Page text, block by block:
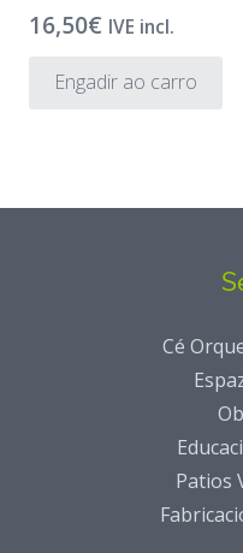
16,50€ IVE incl.
Engadir ao carro
Cé
Patios